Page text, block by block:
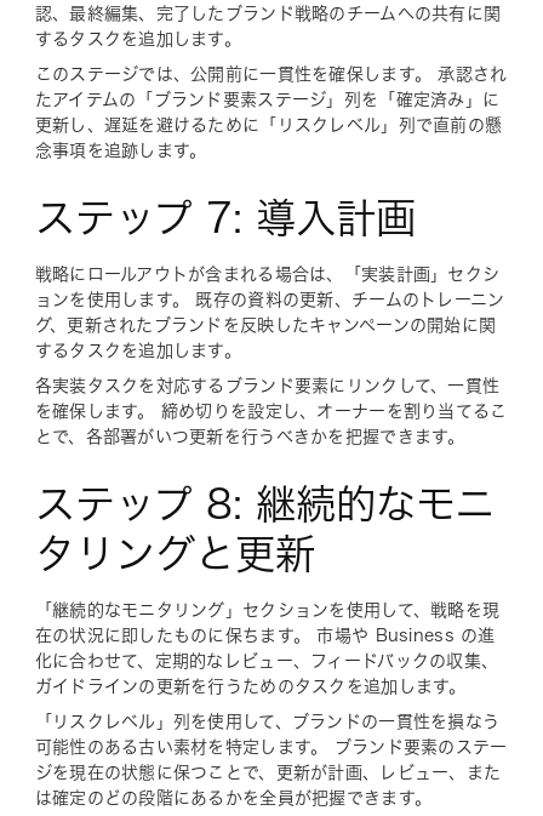
認、最終編集、完了したブランド戦略のチームへの共有に関
するタスクを追加します。
このステージでは、公開前に一貫性を確保します。 承認され
たアイテムの「ブランド要素ステージ」列を「確定済み」に
更新し、遅延を避けるために「リスクレベル」列で直前の懸
念事項を追跡します。
ステップ 7: 導入計画
戦略にロールアウトが含まれる場合は、「実装計画」セクシ
ョンを使用します。 既存の資料の更新、チームのトレーニン
グ、更新されたブランドを反映したキャンペーンの開始に関
するタスクを追加します。
各実装タスクを対応するブランド要素にリンクして、一貫性
を確保します。 締め切りを設定し、オーナーを割り当てるこ
とで、各部署がいつ更新を行うべきかを把握できます。
ステップ 8: 継続的なモニ
タリングと更新
「継続的なモニタリング」セクションを使用して、戦略を現
在の状況に即したものに保ちます。 市場や Business の進
化に合わせて、定期的なレビュー、フィードバックの収集、
ガイドラインの更新を行うためのタスクを追加します。
「リスクレベル」列を使用して、ブランドの一貫性を損なう
可能性のある古い素材を特定します。 ブランド要素のステー
ジを現在の状態に保つことで、更新が計画、レビュー、また
は確定のどの段階にあるかを全員が把握できます。